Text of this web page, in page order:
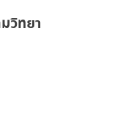
วิทยา